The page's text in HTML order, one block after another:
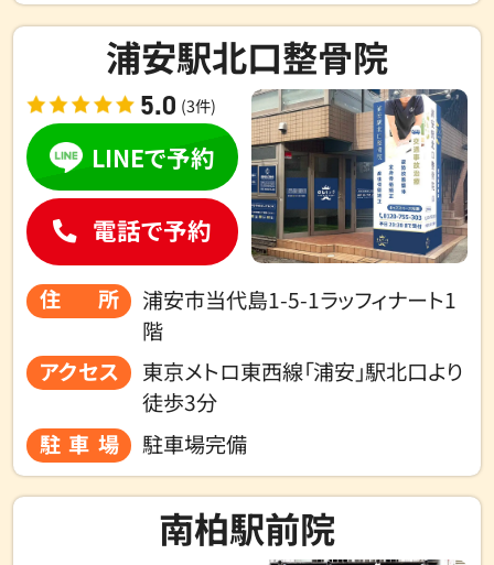
浦安駅北口整骨院
5.0 (3件)
住所
浦安市当代島1-5-1ラッフィナート1
階
アクセス
東京メトロ東西線「浦安」駅北口より
徒歩3分
駐車場
駐車場完備
LINEで予約
電話で予約
南柏駅前院